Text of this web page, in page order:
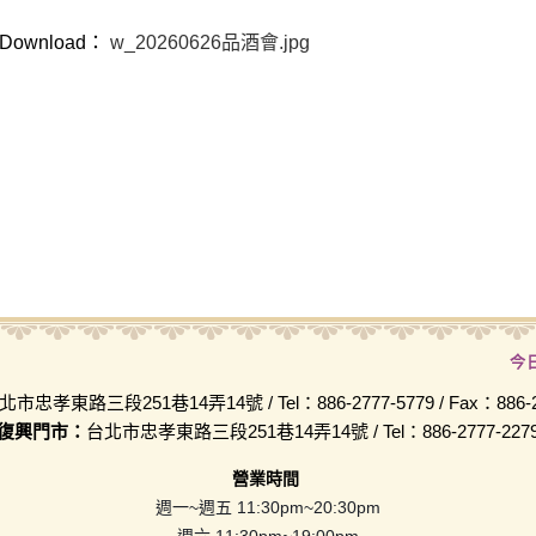
Download：w_20260626品酒會.jpg
今
市忠孝東路三段251巷14弄14號 / Tel：886-2777-5779 / Fax：886-
興門市： 台北市忠孝東路三段251巷14弄14號 / Tel：886-2777-
營業時間
週一~週五 11:30pm~20:30pm